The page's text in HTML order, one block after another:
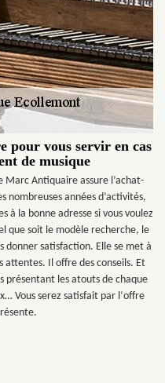
pour vous servir en cas
de musique
Marc Antiquaire assure l’achat-
nombreuses années d’activités,
à la bonne adresse si vous voulez
que soit le modèle recherche, le
donner satisfaction. Elle se met à
Il offre des conseils. Et
présentant les atouts de chaque
Vous serez satisfait par l‘offre